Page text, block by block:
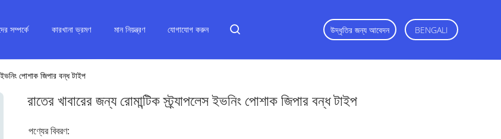
সম্পর্কে কারখানা ভ্রমণ মান নিয়ন্ত্রণ যোগাযোগ করুন উদ্ধৃতির জন্য আবেদন BENGALI
ইভনিং পোশাক জিপার বন্ধ টাইপ
রাতের খাবারের জন্য রোমান্টিক স্ট্র্যাপলেস ইভনিং পোশাক জিপার বন্ধ টাইপ
পণ্যের বিবরণ: